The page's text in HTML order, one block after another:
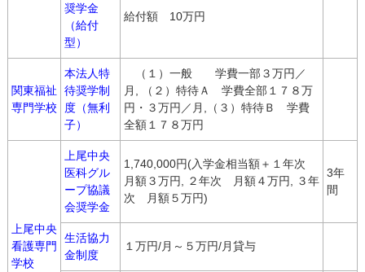
奨学金
（給付
型）
給付額 10万円
関東福祉
専門学校
本法人特
待奨学制
度（無利
子）
（１）一般 学費一部３万円／
月, （２）特待Ａ 学費全部１７８万
円・３万円／月,（３）特待Ｂ 学費
全額１７８万円
上尾中央
看護専門
学校
上尾中央
医科グル
ープ協議
会奨学金
1,740,000円(入学金相当額＋１年次
月額３万円, ２年次 月額４万円, ３年
次 月額５万円)
3年
間
生活協力
金制度
１万円/月～５万円/月貸与